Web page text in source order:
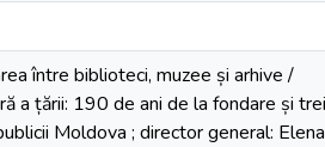
între biblioteci, muzee și arhive /
a țării: 190 de ani de la fondare și trei
Moldova ; director general: Elena